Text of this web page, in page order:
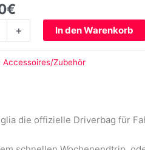
€
+ In den Warenkorb
Accessoires/Zubehör
die offizielle Driverbag für